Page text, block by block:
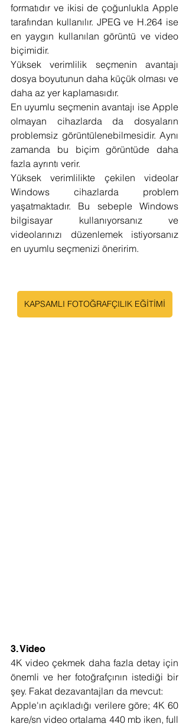
formatıdır ve ikisi de çoğunlukla Apple
tarafından kullanılır. JPEG ve H.264 ise
en yaygın kullanılan görüntü ve video
biçimidir.
Yüksek verimlilik seçmenin avantajı
dosya boyutunun daha küçük olması ve
daha az yer kaplamasıdır.
En uyumlu seçmenin avantajı ise Apple
olmayan cihazlarda da dosyaların
problemsiz görüntülenebilmesidir. Aynı
zamanda bu biçim görüntüde daha
fazla ayrıntı verir.
Yüksek verimlilikte çekilen videolar
Windows cihazlarda problem
yaşatmaktadır. Bu sebeple Windows
bilgisayar kullanıyorsanız ve
videolarınızı düzenlemek istiyorsanız
en uyumlu seçmenizi öneririm.
KAPSAMLI FOTOĞRAFÇILIK EĞİTİMİ
3. Video
4K video çekmek daha fazla detay için
önemli ve her fotoğrafçının istediği bir
şey. Fakat dezavantajları da mevcut:
Apple'ın açıkladığı verilere göre; 4K 60
kare/sn video ortalama 440 mb iken, full